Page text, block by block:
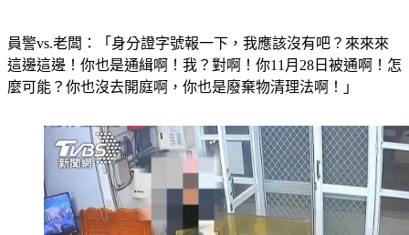
這邊這邊！你也是通緝啊！我？對啊！你11月28日被通啊！怎
麼可能？你也沒去開庭啊，你也是廢棄物清理法啊！」